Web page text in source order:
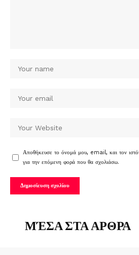
Αποθήκευσε το όνομά μου, email, και τον
για την επόμενη φορά που θα σχολιάσω.
ΜΈΣΑ ΣΤΑ ΑΡΘΡΑ